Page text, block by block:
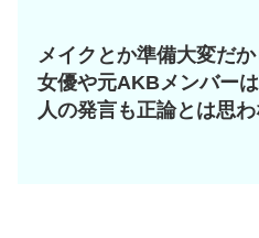
メイクとか準備大変だ
女優や元AKBメンバー
人の発言も正論とは思わ